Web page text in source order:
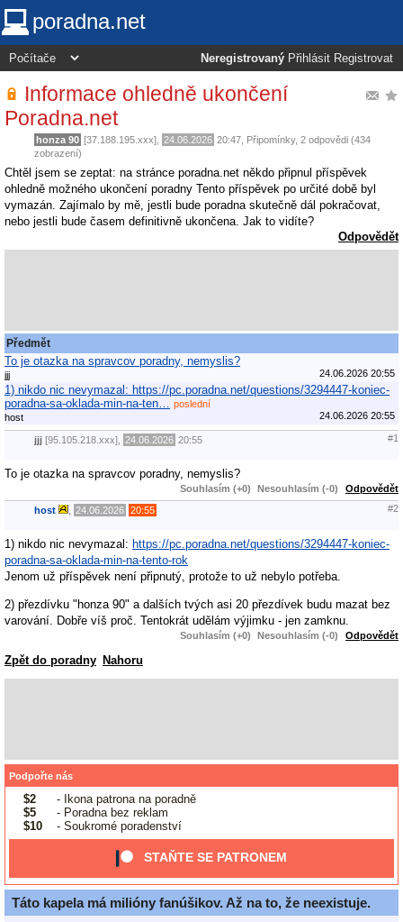
poradna.net
Neregistrovaný Přihlásit Registrovat
Informace ohledně ukončení
Poradna.net
honza 90 [37.188.195.xxx], 24.06.2026 20:47 Připomínky, 2 odpovědi (434
zobrazení)
Chtěl jsem se zeptat: na stránce poradna.net někdo připnul příspěvek
ohledně možného ukončení poradny Tento příspěvek po určité době byl
vymazán. Zajímalo by mě, jestli bude poradna skutečně dál pokračovat,
nebo jestli bude časem definitivně ukončena. Jak to vidíte?
Odpovědět
Předmět
To je otazka na spravcov poradny, nemyslis?
jjj 24.06.2026 20:55
1) nikdo nic nevymazal: https://pc.poradna.net/questions/3294447-koniec-
poradna-sa-oklada-min-na-ten…
poslední
host
24.06.2026 20:55
jjj [95.105.218.xxx], 24.06.2026 20:55 #1
To je otazka na spravcov poradny, nemyslis?
Souhlasím (+0) Nesouhlasím (-0) Odpovědět
host 24.06.2026 20:55 #2
1) nikdo nic nevymazal: https://pc.poradna.net/questions/3294447-koniec-
poradna-sa-oklada-min-na-tento-rok
Jenom už příspěvek není připnutý, protože to už nebylo potřeba.
2) přezdívku "honza 90" a dalších tvých asi 20 přezdívek budu mazat bez
varování. Dobře víš proč. Tentokrát udělám výjimku - jen zamknu.
Souhlasím (+0) Nesouhlasím (-0) Odpovědět
Zpět do poradny Nahoru
Podpořte nás
$2
- Ikona patrona na poradně
$5
- Poradna bez reklam
$10
- Soukromé poradenství
STAŇTE SE PATRONEM
Táto kapela má milióny fanúšikov. Až na to, že neexistuje.